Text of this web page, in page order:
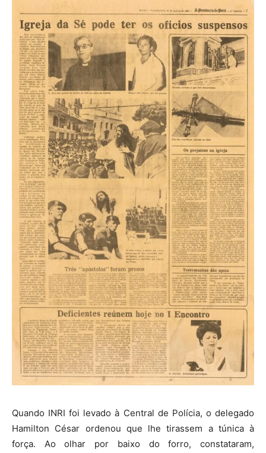
Quando INRI foi levado à Central de Polícia, o delegado
Hamilton César ordenou que lhe tirassem a túnica à
força. Ao olhar por baixo do forro, constataram,